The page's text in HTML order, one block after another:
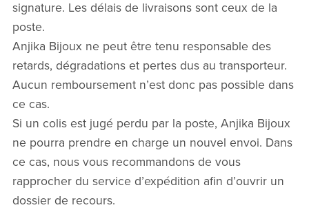
signature. Les délais de livraisons sont ceux de la
poste.
Anjika Bijoux ne peut être tenu responsable des
retards, dégradations et pertes dus au transporteur.
Aucun remboursement n’est donc pas possible dans
ce cas.
Si un colis est jugé perdu par la poste, Anjika Bijoux
ne pourra prendre en charge un nouvel envoi. Dans
ce cas, nous vous recommandons de vous
rapprocher du service d’expédition afin d’ouvrir un
dossier de recours.